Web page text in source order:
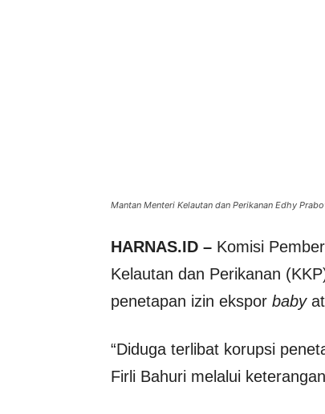
Mantan Menteri Kelautan dan Perikanan Edhy
HARNAS.ID – Komisi
Kelautan dan Perikanan
penetapan izin ekspor baby
“Diduga terlibat korupsi
Firli Bahuri melalui